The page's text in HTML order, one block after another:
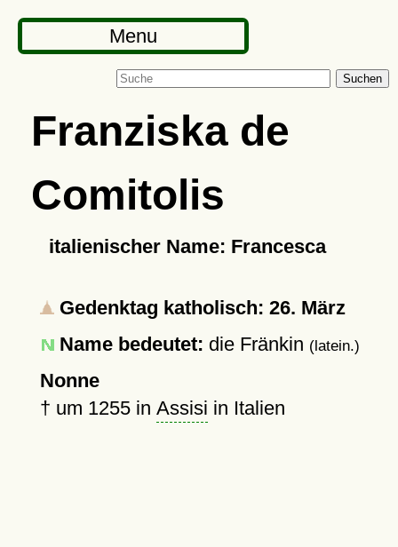
Menu
Suchen
Franziska de
Comitolis
italienischer Name: Francesca
Gedenktag katholisch: 26. März
Name bedeutet: die Fränkin (latein.)
Nonne
† um 1255in Assisi in Italien